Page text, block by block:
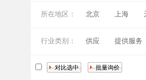
所在地区： 北京 上海
行业类别： 供应 提供服务